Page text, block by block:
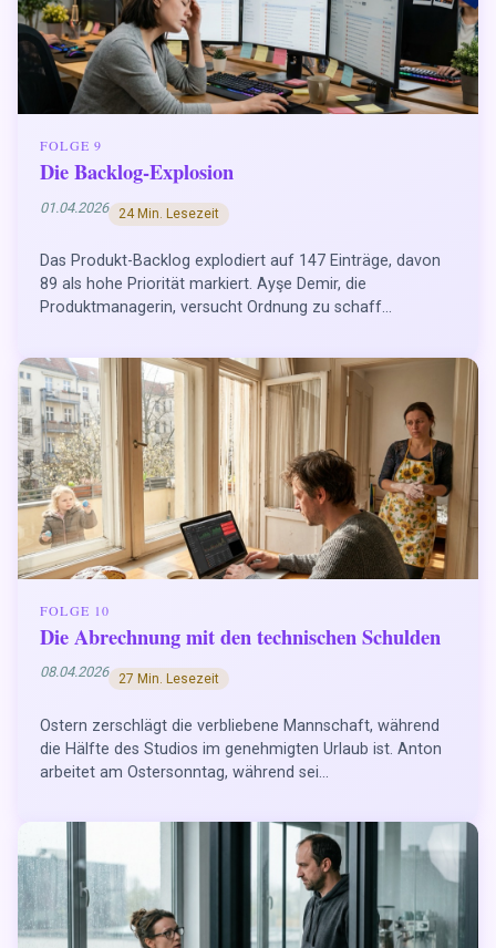
FOLGE 9
Die Backlog-Explosion
01.04.2026 24 Min. Lesezeit
Das Produkt-Backlog explodiert auf 147 Einträge, davon
89 als hohe Priorität markiert. Ayşe Demir, die
Produktmanagerin, versucht Ordnung zu schaff...
FOLGE 10
Die Abrechnung mit den technischen Schulden
08.04.2026 27 Min. Lesezeit
Ostern zerschlägt die verbliebene Mannschaft, während
die Hälfte des Studios im genehmigten Urlaub ist. Anton
arbeitet am Ostersonntag, während sei...